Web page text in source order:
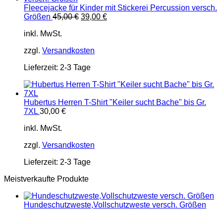
Fleecejacke für Kinder mit Stickerei Percussion versch.
Größen 45,00€ Ursprünglicher
39,00 €Aktueller
inkl. MwSt.
zzgl. Versandkosten
Lieferzeit: 2-3 Tage
Hubertus Herren T-Shirt "Keiler sucht Bache" bis Gr.
7XL 30,00 €
inkl. MwSt.
zzgl. Versandkosten
Lieferzeit: 2-3 Tage
Meistverkaufte Produkte
Hundeschutzweste,Vollschutzweste versch. Größen